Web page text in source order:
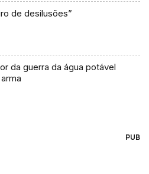
de desilusões”
da guerra da água potável
PUB